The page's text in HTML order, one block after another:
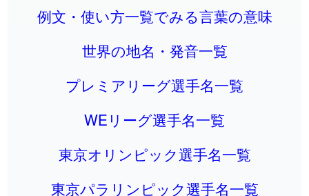
例文・使い方一覧でみる言葉の意味
世界の地名・発音一覧
プレミアリーグ選手名一覧
WEリーグ選手名一覧
東京オリンピック選手名一覧
東京パラリンピック選手名一覧